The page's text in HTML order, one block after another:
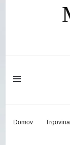
Domov Trgovina